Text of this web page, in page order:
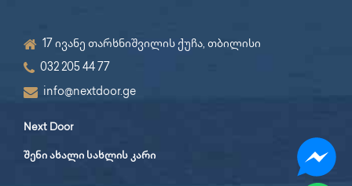
17 ივანე თარხნიშვილის ქუჩა, თბილისი
032 205 44 77
info@nextdoor.ge
Next Door
შენი ახალი სახლის კარი